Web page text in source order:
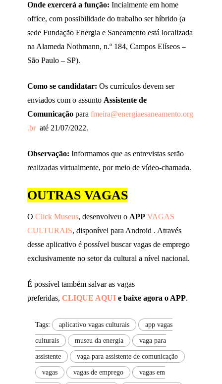
Onde exercerá a função: Incialmente em home
office, com possibilidade do trabalho ser híbrido (a
sede Fundação Energia e Saneamento está localizada
na Alameda Nothmann, n.º 184, Campos Elíseos –
São Paulo – SP).
Como se candidatar: Os currículos devem ser
enviados com o assunto Assistente de
Comunicação para fmeira@energiaesaneamento.org
.braté 21/07/2022.
Observação: Informamos que as entrevistas serão
realizadas virtualmente, por meio de vídeo-chamada.
OUTRAS VAGAS
O Click Museus, desenvolveu o APP VAGAS
CULTURAIS, disponível para Android . Através
desse aplicativo é possível buscar vagas de emprego
exclusivamente no setor da cultural a nível nacional.
É possível também salvar as vagas
preferidas, CLIQUE AQUI e baixe agora o APP.
Tags: aplicativo vagas culturais app vagas
culturais museu da energia vaga para
assistente vaga para assistente de comunicação
vagas vagas de emprego vagas em